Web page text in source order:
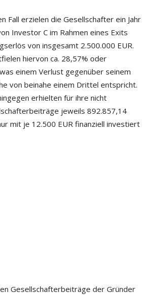
Fall erzielen die Gesellschafter ein Jahr
Investor C im Rahmen eines Exits
von insgesamt 2.500.000 EUR.
hiervon ca. 28,57% oder
einem Verlust gegenüber seinem
von beinahe einem Drittel entspricht.
erhielten für ihre nicht
jeweils 892.857,14
mit je 12.500 EUR finanziell investiert
Gesellschafterbeiträge der Gründer